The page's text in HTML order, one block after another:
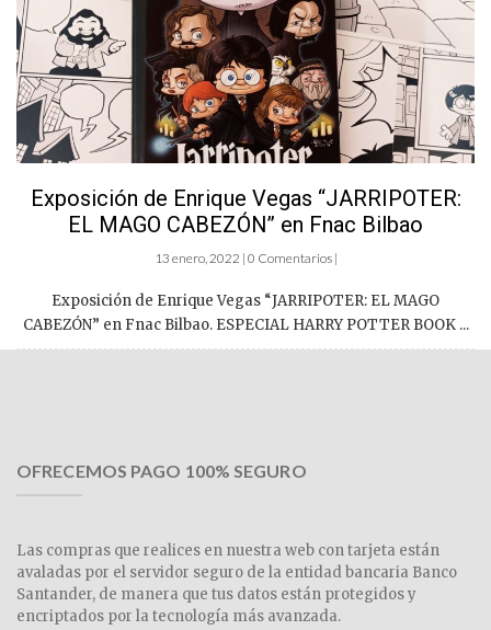
Exposición de Enrique Vegas “JARRIPOTER:
EL MAGO CABEZÓN” en Fnac Bilbao
13 enero, 2022 | 0 Comentarios |
Exposición de Enrique Vegas “JARRIPOTER: EL MAGO
CABEZÓN” en Fnac Bilbao. ESPECIAL HARRY POTTER BOOK ...
OFRECEMOS PAGO 100% SEGURO
Las compras que realices en nuestra web con tarjeta están
avaladas por el servidor seguro de la entidad bancaria Banco
Santander, de manera que tus datos están protegidos y
encriptados por la tecnología más avanzada.